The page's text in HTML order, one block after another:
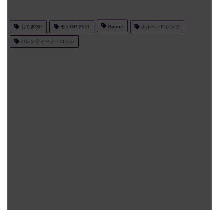
もてぎGP モトGP 2011 Gpone ホルヘ・ロレンソ
バレンティーノ・ロッシ